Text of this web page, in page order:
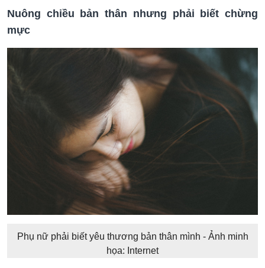
Nuông chiều bản thân nhưng phải biết chừng
mực
Phụ nữ phải biết yêu thương bản thân mình - Ảnh minh
họa: Internet